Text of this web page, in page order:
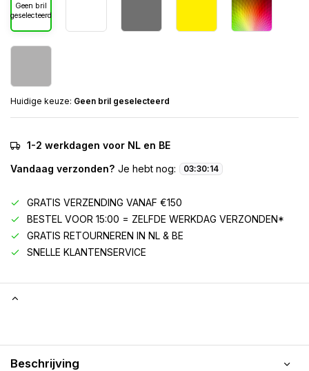
Geen bril
geselecteerd
Huidige keuze: Geen bril geselecteerd
1-2 werkdagen voor NL en BE
Vandaag verzonden? Je hebt nog: 03:30:14
GRATIS VERZENDING VANAF €150
BESTEL VOOR 15:00 = ZELFDE WERKDAG VERZONDEN*
GRATIS RETOURNEREN IN NL & BE
SNELLE KLANTENSERVICE
Beschrijving